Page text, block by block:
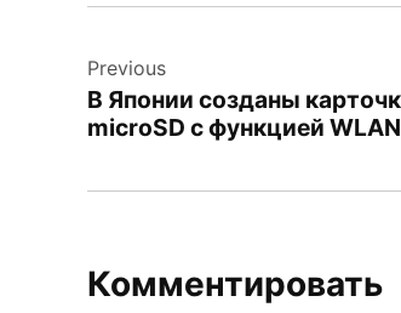
по
записям
Previous
В Японии созданы
microSD с функцией WLAN
Комментировать